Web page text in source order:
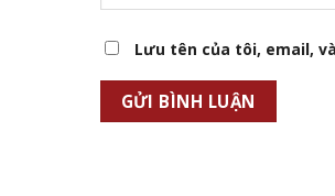
Lưu tên của tôi, email,